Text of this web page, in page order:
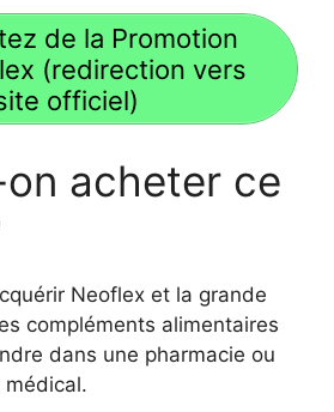
de la Promotion
(redirection vers
officiel)
acheter ce
Neoflex et la grande
compléments alimentaires
dans une pharmacie ou